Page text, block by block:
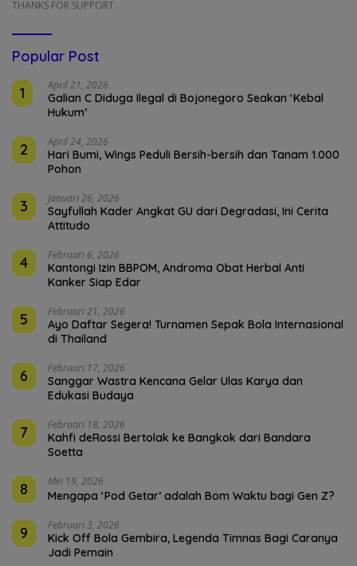
THANKS FOR SUPPORT
Popular Post
1
April 21, 2026
Galian C Diduga Ilegal di Bojonegoro Seakan ‘Kebal
Hukum’
2 April 24, 2026
Hari Bumi, Wings Peduli Bersih-bersih dan Tanam 1.000
Pohon
3 Januari 26, 2026
Sayfullah Kader Angkat GU dari Degradasi, Ini Cerita
Attitudo
4 Februari 6, 2026
Kantongi Izin BBPOM, Androma Obat Herbal Anti
Kanker Siap Edar
5 Februari 21, 2026
Ayo Daftar Segera! Turnamen Sepak Bola Internasional
di Thailand
6 Februari 17, 2026
Sanggar Wastra Kencana Gelar Ulas Karya dan
Edukasi Budaya
7 Februari 18, 2026
Kahfi deRossi Bertolak ke Bangkok dari Bandara
Soetta
8 Mei 19, 2026
Mengapa ‘Pod Getar’ adalah Bom Waktu bagi Gen Z?
9 Februari 3, 2026
Kick Off Bola Gembira, Legenda Timnas Bagi Caranya
Jadi Pemain